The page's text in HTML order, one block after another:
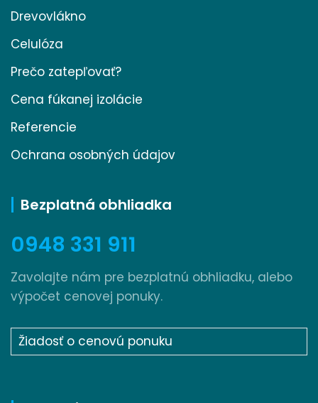
Drevovlákno
Celulóza
Prečo zatepľovať?
Cena fúkanej izolácie
Referencie
Ochrana osobných údajov
Bezplatná obhliadka
0948 331 911
Zavolajte nám pre bezplatnú obhliadku, alebo
výpočet cenovej ponuky.
Žiadosť o cenovú ponuku